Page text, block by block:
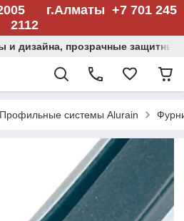
2005 г.Алматы +7 701 245
2112
и дизайна, прозрачные защитные
Профильные системы Alurain